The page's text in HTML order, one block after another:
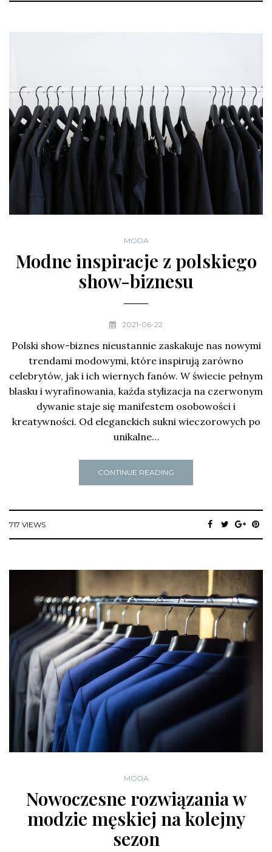
MODA
Modne inspiracje z polskiego
show-biznesu
2021-06-22
Polski show-biznes nieustannie zaskakuje nas nowymi
trendami modowymi, które inspirują zarówno
celebrytów, jak i ich wiernych fanów. W świecie pełnym
blasku i wyrafinowania, każda stylizacja na czerwonym
dywanie staje się manifestem osobowości i
kreatywności. Od eleganckich sukni wieczorowych po
unikalne…
CONTINUE READING
717 VIEWS
MODA
Nowoczesne rozwiązania w
modzie męskiej na kolejny
sezon